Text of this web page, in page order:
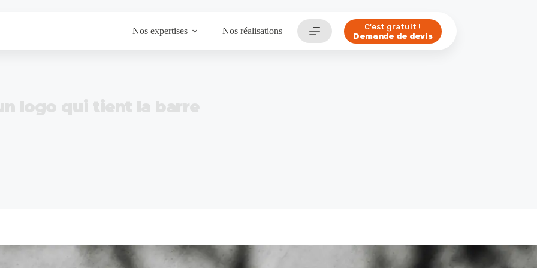
Nos expertises Nos réalisations
C'est gratuit !
Demande de devis
logo qui tient la barre